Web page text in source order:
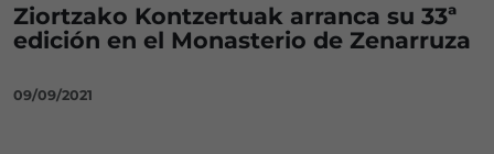
Ziortzako Kontzertuak arranca su 33ª
edición en el Monasterio de Zenarruza
09/09/2021